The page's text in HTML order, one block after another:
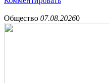
Общество 07.08.20260